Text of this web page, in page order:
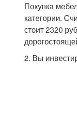
Покупка
категории.
стоит 2320
2. Вы